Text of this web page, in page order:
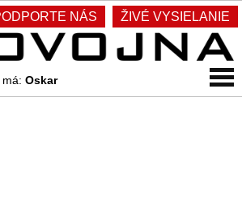
NÁS ŽIVÉ VYSIELANIE
Oskar